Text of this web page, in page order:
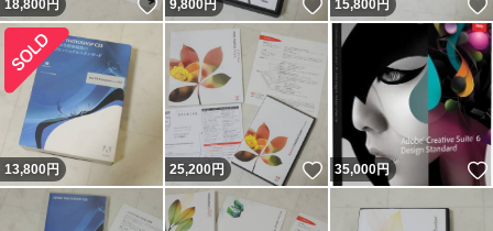
18,800円 いいね！
9,800円 いいね！
15,800円
13,800円 25,200円 いいね！
35,000円